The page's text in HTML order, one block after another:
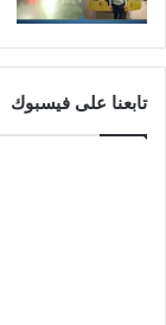
تابعنا على فيسبوك